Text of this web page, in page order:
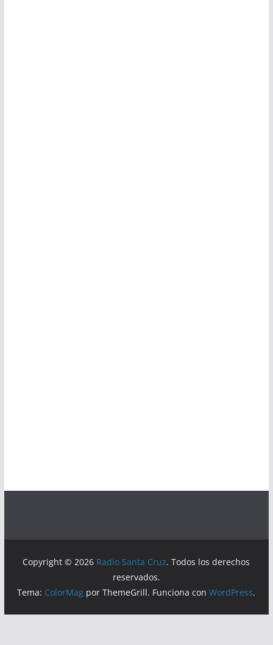
Copyright © 2026 Radio Santa Cruz. Todos los derechos
reservados.
Tema: ColorMag por ThemeGrill. Funciona conWordPress.